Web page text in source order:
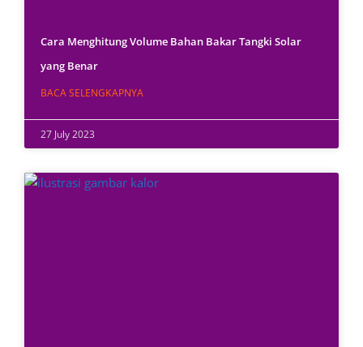
Cara Menghitung Volume Bahan Bakar Tangki Solar
yang Benar
BACA SELENGKAPNYA
27 July 2023